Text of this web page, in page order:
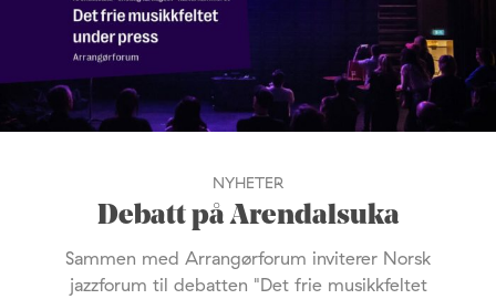
NYHETER
Debatt på Arendalsuka
Sammen med Arrangørforum inviterer Norsk
jazzforum til debatten "Det frie musikkfeltet